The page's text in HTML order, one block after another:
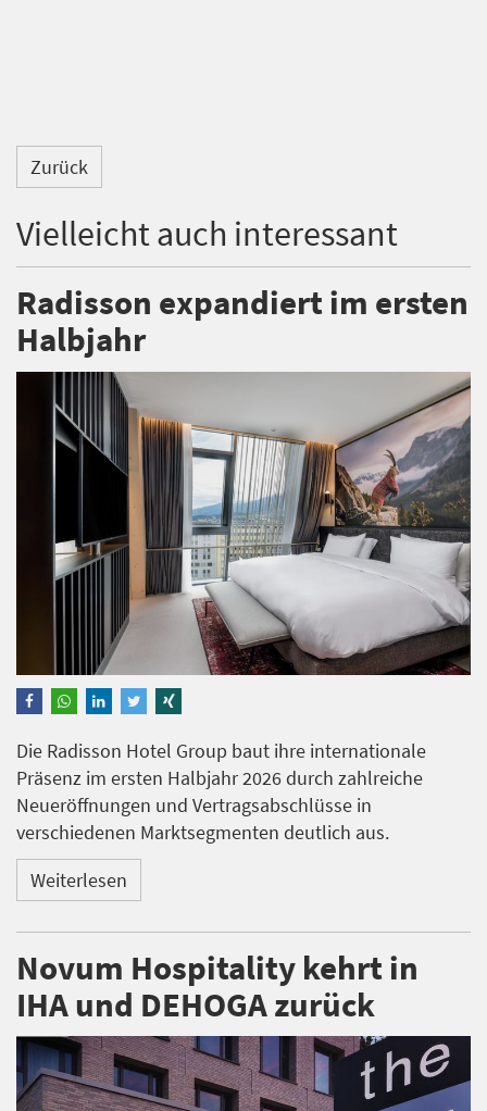
Zurück
Vielleicht auch interessant
Radisson expandiert im ersten
Halbjahr
Die Radisson Hotel Group baut ihre internationale
Präsenz im ersten Halbjahr 2026 durch zahlreiche
Neueröffnungen und Vertragsabschlüsse in
verschiedenen Marktsegmenten deutlich aus.
Weiterlesen
Novum Hospitality kehrt in
IHA und DEHOGA zurück